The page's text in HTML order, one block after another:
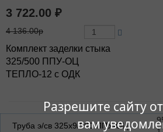
Разрешите сайту
вам
3 722.00 ₽
4 136.00р
Комплект заделки стыка
325/500 ППУ-ОЦ
ТЕПЛО-12 с ОДК
Труба э/св 325х9/500 ППУ-ОЦ